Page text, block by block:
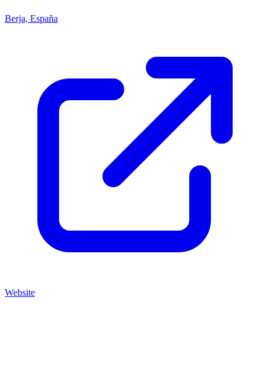
Berja, España
Website